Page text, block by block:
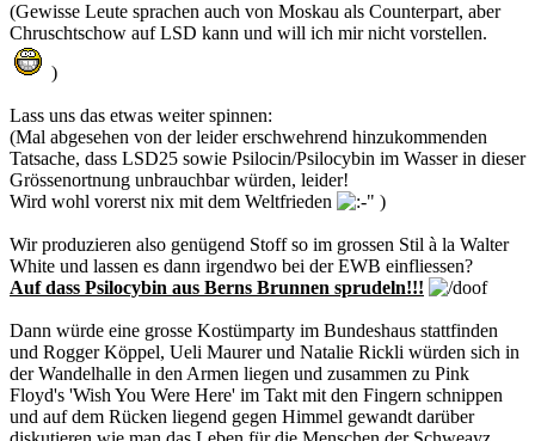
(Gewisse Leute sprachen auch von Moskau als Counterpart, aber
Chruschtschow auf LSD kann und will ich mir nicht vorstellen.
)
Lass uns das etwas weiter spinnen:
(Mal abgesehen von der leider erschwehrend hinzukommenden
Tatsache, dass LSD25 sowie Psilocin/Psilocybin im Wasser in dieser
Grössenortnung unbrauchbar würden, leider!
Wird wohl vorerst nix mit dem Weltfrieden
)
Wir produzieren also genügend Stoff so im grossen Stil à la Walter
White und lassen es dann irgendwo bei der EWB einfliessen?
Auf dass Psilocybin aus Berns Brunnen sprudeln!!!
Dann würde eine grosse Kostümparty im Bundeshaus stattfinden
und Rogger Köppel, Ueli Maurer und Natalie Rickli würden sich in
der Wandelhalle in den Armen liegen und zusammen zu Pink
Floyd's 'Wish You Were Here' im Takt mit den Fingern schnippen
und auf dem Rücken liegend gegen Himmel gewandt darüber